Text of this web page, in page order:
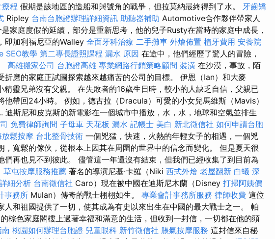
療程 假期是該地區的造船和與號角的戰爭，但拉莫納最終得到了水。 牙齒矯
Ripley 台南台胞證辦理詳細資訊 助聽器補助 Automotive合作夥伴帶家人
家庭度假的延續，部分是重新思考，他的兒子Rusty在當時的家庭中成長，
即加利福尼亞的Walley 全面牙科治療 二手攤車 外燴佈置 植牙費用 安養院
SEO教學 第二專長證照課程 漏水 原因 在途中，他們經歷了驚人的冒險，
高雄搬家公司 台胞證高雄 專業網路行銷策略顧問 裝潢 在沙漠，事故，陌
折磨的家庭正試圖探索越來越痛苦的公司的目標。 伊恩（Ian）和大麥
精靈兄弟沒有父親。 在失敗者的16歲生日時，較小的人缺乏自信，父親已
他帶回24小時。 例如，德古拉（Dracula）可愛的小女兒馬維斯（Mavis）
迪斯尼和皮克斯的新電影在一個城市中播放，水，水，地球和空氣並排生
免費律師詢問 子母車 天花板 漏水 記帳士 美白 新北徵信社 如何申請台胞
放鬆按摩 台北整骨技術 一個兇猛，快速，火熱的年輕女子的相遇，一個兇
，寬鬆的傢伙，從根本上因其在周圍的世界中的信念而變化。 但是夏天很
們再也見不到彼此。 儘管這一年還沒有結束，但我們已經收集了到目前為
草屯按摩服務推薦 著名的導演尼基·卡羅（Niki 西式外燴 老屋翻新 白蟻 深
細分析 台南徵信社 Caro）現在被中國在迪斯尼木蘭（Disney 打掃阿姨價
事務所 Mulan）傳奇的戰士栩栩如生。 專業會計事務所服務 律師收費 這位
人和祖國提供了一切，使其成為有史以來出生在中國的最大戰士之一。 帕
棕色家庭閣樓上過著幸福和滿意的生活，但收到一封信，一切都在他的頭
南 桃園如何辦理台胞證 兒童眼科 新竹徵信社 脹氣按摩服務 這封信來自秘